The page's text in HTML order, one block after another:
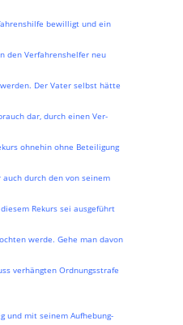
bewilligt und ein
den Verfahrenshelfer neu
Der Vater selbst hätte
dar, durch einen Ver-
ohnehin ohne Beteiligung
durch den von seinem
Rekurs sei ausgeführt
werde. Gehe man davon
verhängten Ordnungsstrafe
und mit seinem Aufhebung-